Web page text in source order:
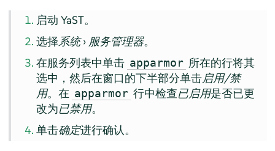
启动 YaST。
选择系统› 服务管理器。
在服务列表中单击 apparmor 所在的行将其
选中，然后在窗口的下半部分单击启用/禁
用。在 apparmor 行中检查已启用是否已更
改为已禁用。
单击确定进行确认。